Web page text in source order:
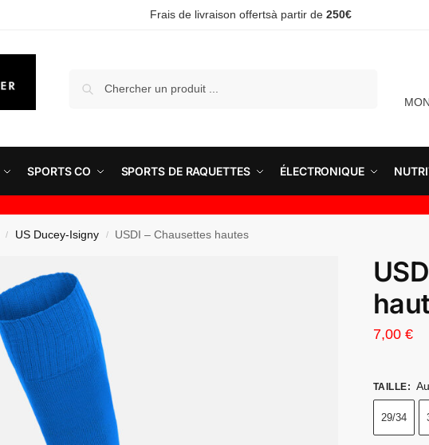
Frais de livraison offertsà partir de 250€
SPORTS CO SPORTS DE RAQUETTES ÉLECTRONIQUE
/ US Ducey-Isigny / USDI – Chausettes hautes
7,00 €
TAILLE:
29/34